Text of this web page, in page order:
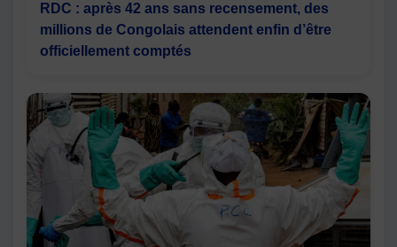
RDC : après 42 ans sans recensement, des
millions de Congolais attendent enfin d’être
officiellement comptés